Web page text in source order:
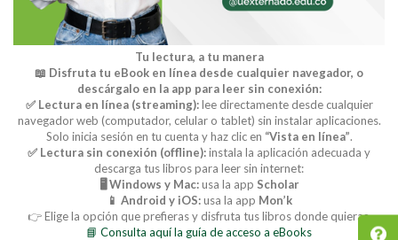
Tu lectura, a tu manera
📖 Disfruta tu eBook en línea desde cualquier navegador, o
descárgalo en la app para leer sin conexión:
✅ Lectura en línea (streaming):lee directamente desde cualquier
navegador web (computador, celular o tablet) sin instalar aplicaciones.
Solo inicia sesión en tu cuenta y haz clic en “Vista en línea”.
✅ Lectura sin conexión (offline):instala la aplicación adecuada y
descarga tus libros para leer sin internet:
🖥️ Windows y Mac:usa la app Scholar
📱 Android y iOS:usa la app Mon’k
👉 Elige la opción que prefieras y disfruta tus libros donde quieras.
📘 Consulta aquí la guía de acceso a eBooks